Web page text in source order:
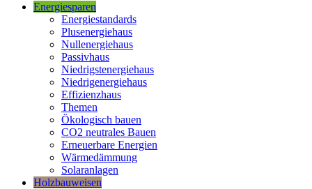
Energiesparen
Energiestandards
Plusenergiehaus
Nullenergiehaus
Passivhaus
Niedrigstenergiehaus
Niedrigenergiehaus
Effizienzhaus
Themen
Ökologisch bauen
CO2 neutrales Bauen
Erneuerbare Energien
Wärmedämmung
Solaranlagen
Holzbauweisen